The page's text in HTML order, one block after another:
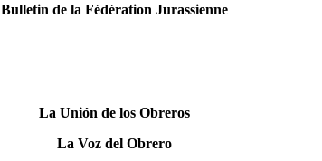
Bulletin de la Fédération Jurassienne
La Unión de los Obreros
La Voz del Obrero